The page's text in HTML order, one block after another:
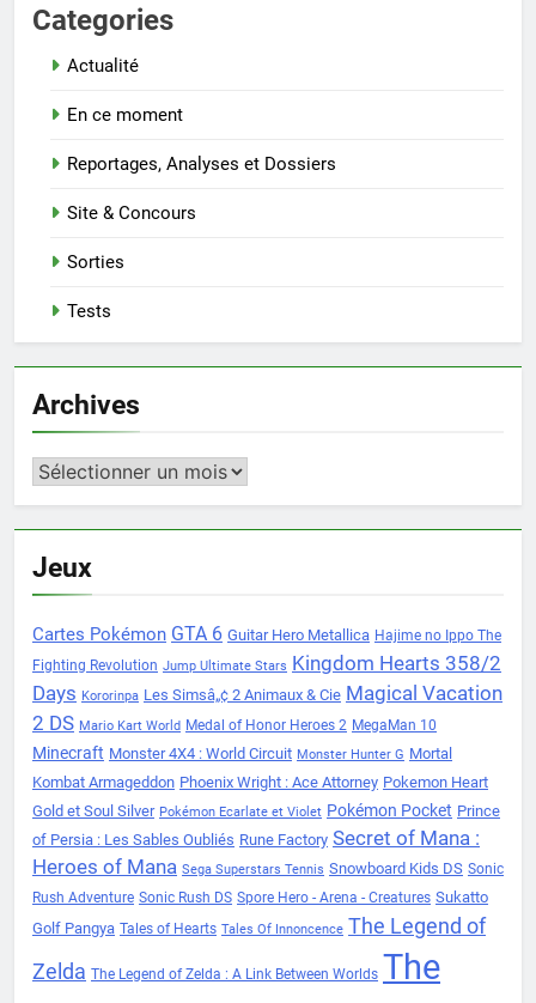
Categories
Actualité
En ce moment
Reportages, Analyses et Dossiers
Site & Concours
Sorties
Tests
Archives
Archives
Jeux
Cartes Pokémon GTA 6 Guitar Hero Metallica Hajime no Ippo The
Fighting Revolution Jump Ultimate Stars Kingdom Hearts 358/2
Days Kororinpa Les Simsâ„¢ 2 Animaux & Cie Magical Vacation
2 DS Mario Kart World Medal of Honor Heroes 2 MegaMan 10
Minecraft Monster 4X4 : World Circuit Monster Hunter G Mortal
Kombat Armageddon Phoenix Wright : Ace Attorney Pokemon Heart
Gold et Soul Silver Pokémon Ecarlate et Violet Pokémon Pocket Prince
of Persia : Les Sables Oubliés Rune Factory Secret of Mana :
Heroes of Mana Sega Superstars Tennis Snowboard Kids DS Sonic
Rush Adventure Sonic Rush DS Spore Hero - Arena - Creatures Sukatto
Golf Pangya Tales of Hearts Tales Of Innoncence The Legend of
Zelda The Legend of Zelda : A Link Between Worlds The